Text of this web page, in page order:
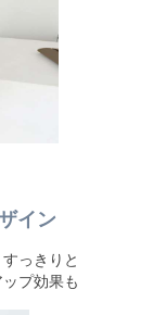
イン
っきりと
プ効果も